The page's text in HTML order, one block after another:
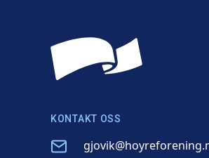
KONTAKT OSS
Email